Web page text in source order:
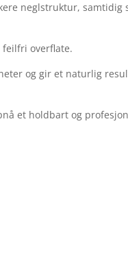
neglstruktur, samtidig
overflate.
og gir et naturlig
et holdbart og